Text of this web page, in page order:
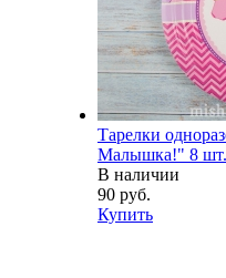
Тарелки
Малышка!" 8 шт.
В наличии
90 руб.
Купить